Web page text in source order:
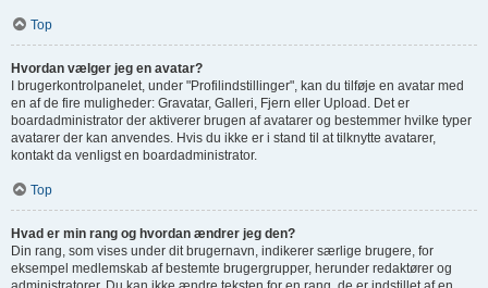
Top
Hvordan vælger jeg en avatar?
I brugerkontrolpanelet, under "Profilindstillinger", kan du tilføje en avatar med
en af de fire muligheder: Gravatar, Galleri, Fjern eller Upload. Det er
boardadministrator der aktiverer brugen af avatarer og bestemmer hvilke typer
avatarer der kan anvendes. Hvis du ikke er i stand til at tilknytte avatarer,
kontakt da venligst en boardadministrator.
Top
Hvad er min rang og hvordan ændrer jeg den?
Din rang, som vises under dit brugernavn, indikerer særlige brugere, for
eksempel medlemskab af bestemte brugergrupper, herunder redaktører og